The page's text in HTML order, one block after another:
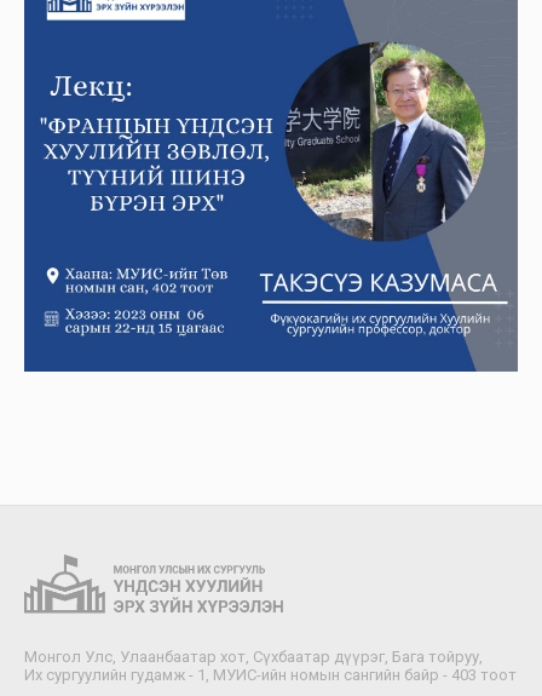
Монгол Улс, Улаанбаатар хот, Сүхбаатар дүүрэг, Бага тойруу,
Их сургуулийн гудамж - 1, МУИС-ийн номын сангийн байр - 403 тоот